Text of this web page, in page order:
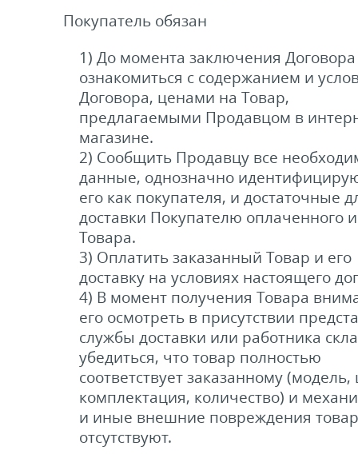
Покупатель обязан
1) До момента заключения Договора
ознакомиться с содержанием и
Договора, ценами на Товар,
предлагаемыми Продавцом в
магазине.
2) Сообщить Продавцу все
данные, однозначно
его как покупателя, и достаточные
доставки Покупателю оплаченного
Товара.
3) Оплатить заказанный Товар и его
доставку на условиях настоящего
4) В момент получения Товара
его осмотреть в присутствии
службы доставки или работника
убедиться, что товар полностью
соответствует заказанному (модель,
комплектация, количество) и
и иные внешние повреждения
отсутствуют.